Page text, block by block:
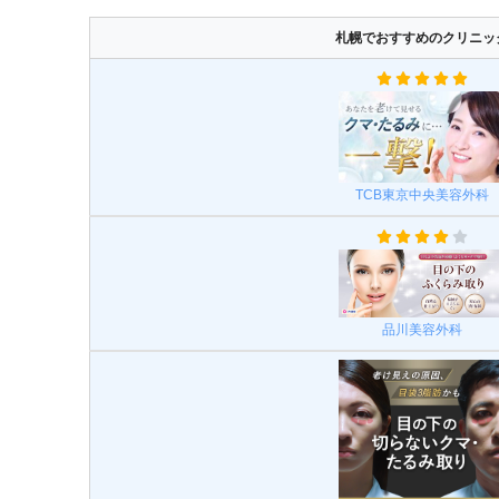
札幌でおすすめのクリニッ
TCB東京中央美容外科
品川美容外科